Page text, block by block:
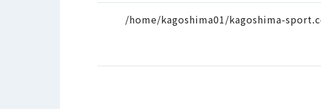
/home/kagoshima01/kagoshima-